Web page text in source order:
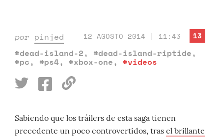
por pinjed 12 AGOSTO 2014 | 11:43
#dead-island-2, #dead-island-riptide,
#pc, #ps4, #xbox-one, #videos
13
Sabiendo que los tráilers de esta saga tienen
precedente un poco controvertidos, tras el brillante